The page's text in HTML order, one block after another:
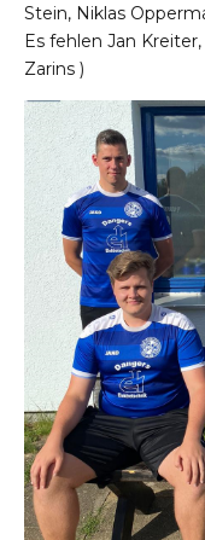
Stein, Niklas
Es fehlen Jan
Zarins )